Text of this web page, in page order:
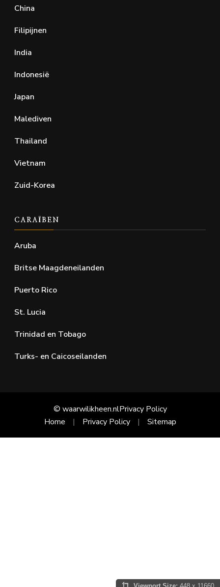
China
Filipijnen
India
Indonesië
Japan
Malediven
Thailand
Vietnam
Zuid-Korea
CARAÏBEN
Aruba
Britse Maagdeneilanden
Puerto Rico
St. Lucia
Trinidad en Tobago
Turks- en Caicoseilanden
© waarwilikheen.nlPrivacy Policy
Home
Privacy Policy Sitemap